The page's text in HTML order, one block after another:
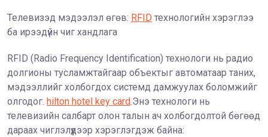
Телевизэд мэдээлэл өгөв: RFID технологийн хэрэглээ
ба ирээдүйн чиг хандлага
RFID (Radio Frequency Identification) технологи нь радио
долгионы тусламжтайгаар объектыг автоматаар таних,
мэдээллийг холбогдох системд дамжуулах боломжийг
олгодог. hilton hotel key card.Энэ технологи нь
телевизийн салбарт олон талын ач холбогдолтой бөгөөд
дараах чиглэлүүдээр хэрэглэгдэж байна: